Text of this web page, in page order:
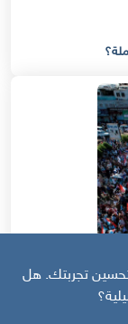
تجربتك. هل